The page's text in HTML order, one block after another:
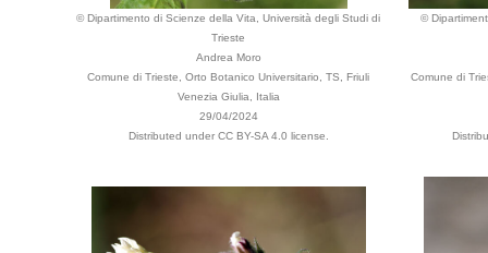
© Dipartimento di Scienze della Vita, Università degli Studi di
Trieste
Andrea Moro
Comune di Trieste, Orto Botanico Universitario, TS, Friuli
Venezia Giulia, Italia
29/04/2024
Distributed under CC BY-SA 4.0 license.
©
Comune di